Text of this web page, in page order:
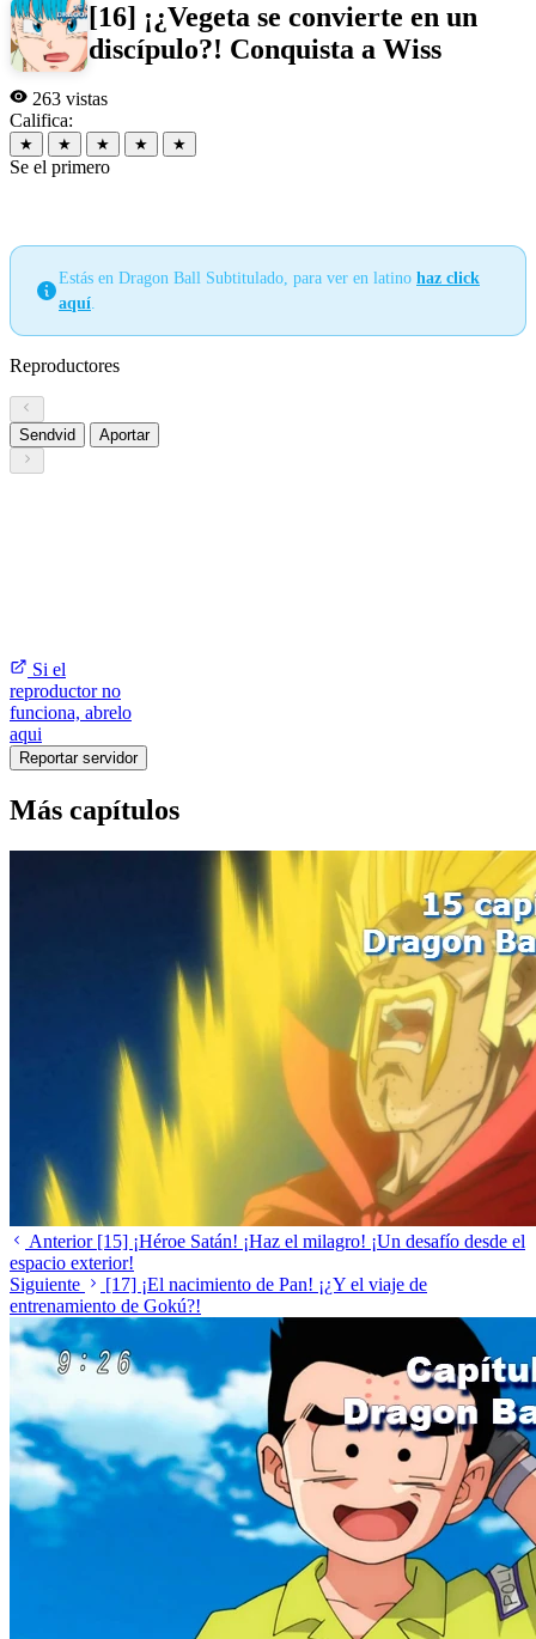
[16] ¡¿Vegeta se convierte en un
discípulo?! Conquista a Wiss
263 vistas
Califica:
★ ★ ★ ★ ★
Se el primero
Estás en Dragon Ball Subtitulado, para ver en latino haz click
aquí
Reproductores
Sendvid Aportar
Si el
reproductor no
funciona, abrelo
aqui
Reportar servidor
Más capítulos
Anterior [15] ¡Héroe Satán! ¡Haz el milagro! ¡Un desafío desde el
espacio exterior!
Siguiente
[17] ¡El nacimiento de Pan! ¡¿Y el viaje de
entrenamiento de Gokú?!